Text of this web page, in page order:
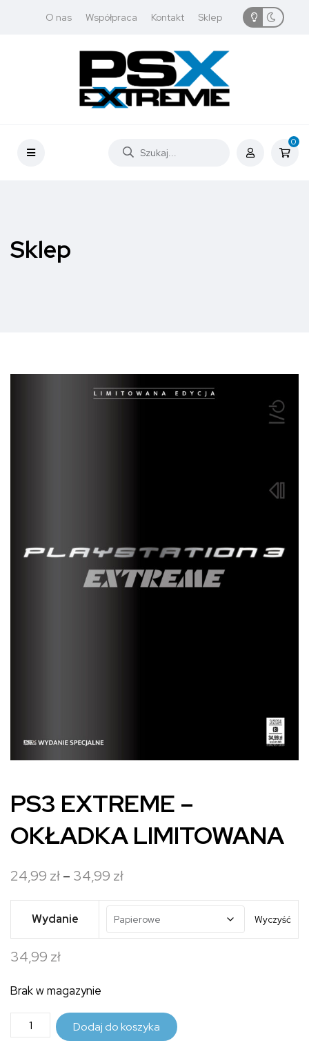
O nas Współpraca Kontakt Sklep
0
Sklep
PS3 EXTREME –
OKŁADKA LIMITOWANA
24,99 zł– 34,99 złZakres
cen:
od
24,99 zł
Wydanie Wyczyść
34,99 zł
Brak w magazynie
ilość
PS3
Dodaj do koszyka